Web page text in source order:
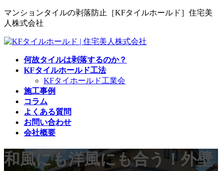
コ
ン
ン
ナ
ビ
ー
マンションタイルの剥落防止［KFタイルホールド］住宅美
人株式会社
何故タイルは剥落するのか？
KFタイルホールド工法
KFタイホールド工業会
施工事例
コラム
よくある質問
お問い合わせ
会社概要
和風にも洋風にも合う！外壁